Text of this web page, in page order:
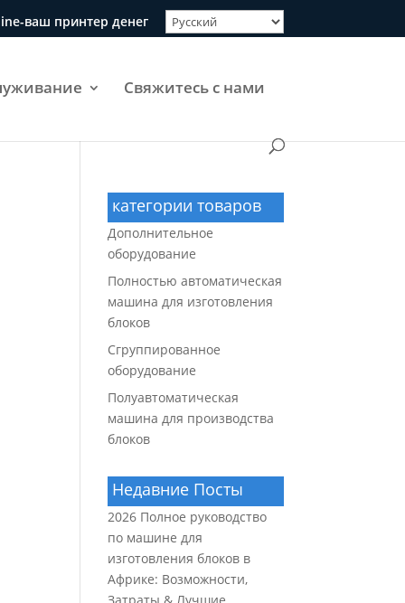
ваш принтер денег
Свяжитесь с нами
категории товаров
Дополнительное
оборудование
Полностью автоматическая
машина для изготовления
блоков
Сгруппированное
оборудование
Полуавтоматическая
машина для производства
блоков
Недавние Посты
2026 Полное руководство
по машине для
изготовления блоков в
Африке: Возможности,